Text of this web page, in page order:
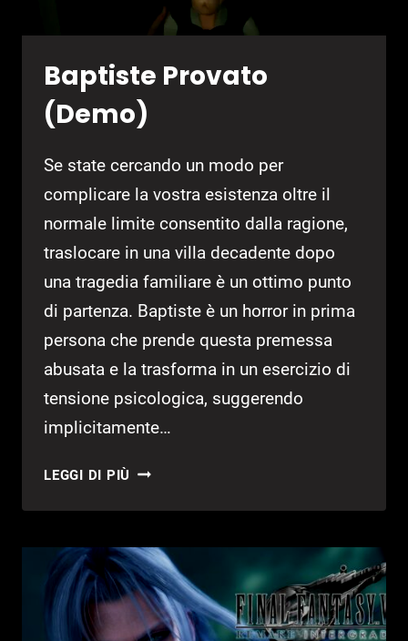
COMPLETA
Baptiste Provato
(Demo)
Se state cercando un modo per
complicare la vostra esistenza oltre il
normale limite consentito dalla ragione,
traslocare in una villa decadente dopo
una tragedia familiare è un ottimo punto
di partenza. Baptiste è un horror in prima
persona che prende questa premessa
abusata e la trasforma in un esercizio di
tensione psicologica, suggerendo
implicitamente…
LEGGI DI PIÙ BAPTISTE
(DEMO)